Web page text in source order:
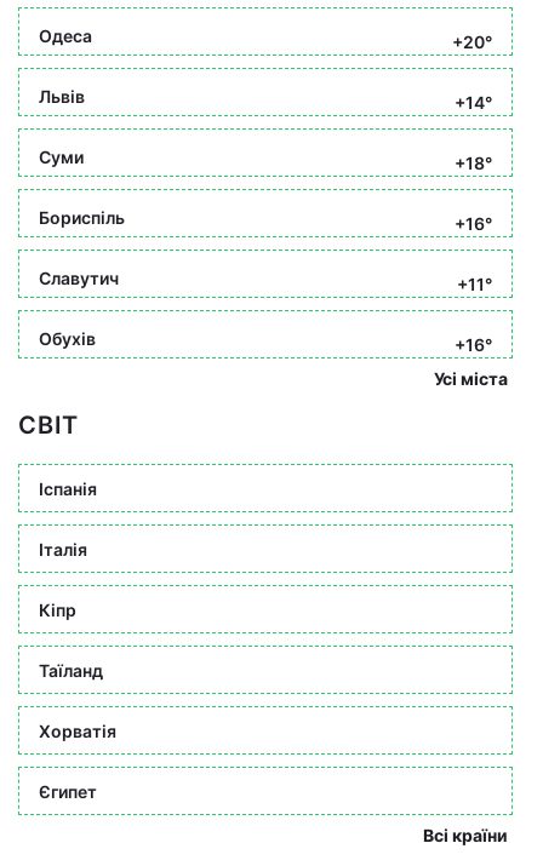
Одеса +20°
Львів +14°
Суми +18°
Бориспіль +16°
Славутич +11°
Обухів
+16°
Усі міста
СВІТ
Іспанія
Італія
Кіпр
Таїланд
Хорватія
Єгипет
Всі країни